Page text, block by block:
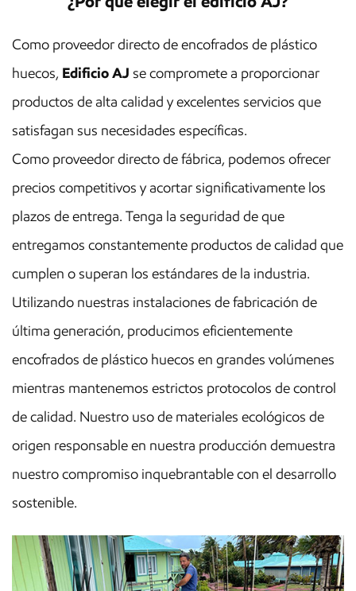
Como proveedor directo de encofrados de plástico
huecos, Edificio AJ se compromete a proporcionar
productos de alta calidad y excelentes servicios que
satisfagan sus necesidades específicas.
Como proveedor directo de fábrica, podemos ofrecer
precios competitivos y acortar significativamente los
plazos de entrega. Tenga la seguridad de que
entregamos constantemente productos de calidad que
cumplen o superan los estándares de la industria.
Utilizando nuestras instalaciones de fabricación de
última generación, producimos eficientemente
encofrados de plástico huecos en grandes volúmenes
mientras mantenemos estrictos protocolos de control
de calidad. Nuestro uso de materiales ecológicos de
origen responsable en nuestra producción demuestra
nuestro compromiso inquebrantable con el desarrollo
sostenible.